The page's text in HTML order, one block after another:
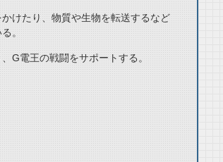
けたり、物質や生物を転送するなど
。
G電王の戦闘をサポートする。